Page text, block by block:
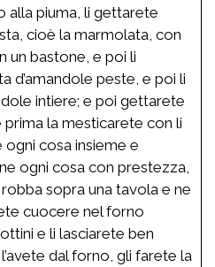
alla piuma, li gettarete
cioè la marmolata, con
un bastone, e poi li
d’amandole peste, e poi li
intiere; e poi gettarete
la mesticarete con li
cosa insieme e
ogni cosa con prestezza,
sopra una tavola e ne
cuocere nel forno
e li lasciarete ben
dal forno, gli farete la